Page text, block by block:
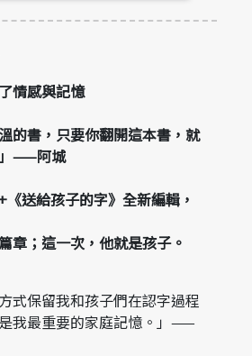
情感與記憶
的書，只要你翻開這本書，就
——阿城
《送給孩子的字》全新編輯，
章；這一次，他就是孩子。
保留我和孩子們在認字過程
我最重要的家庭記憶。」——